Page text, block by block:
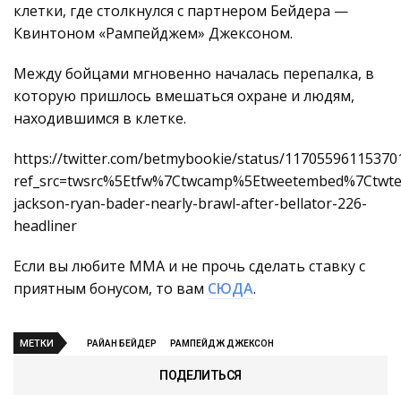
клетки, где столкнулся с партнером Бейдера —
Квинтоном «Рампейджем» Джексоном.
Между бойцами мгновенно началась перепалка, в
которую пришлось вмешаться охране и людям,
находившимся в клетке.
https://twitter.com/betmybookie/status/
jackson-ryan-bader-nearly-brawl-after-bellator-226-
headliner
Если вы любите ММА и не прочь сделать ставку с
приятным бонусом, то вам СЮДА.
МЕТКИ РАЙАН БЕЙДЕР РАМПЕЙДЖ ДЖЕКСОН
ПОДЕЛИТЬСЯ